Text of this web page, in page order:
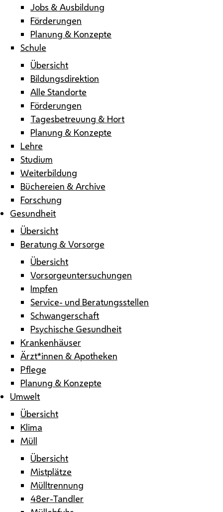
Jobs & Ausbildung
Förderungen
Planung & Konzepte
Schule
Übersicht
Bildungsdirektion
Alle Standorte
Förderungen
Tagesbetreuung & Hort
Planung & Konzepte
Lehre
Studium
Weiterbildung
Büchereien & Archive
Forschung
Gesundheit
Übersicht
Beratung & Vorsorge
Übersicht
Vorsorgeuntersuchungen
Impfen
Service- und Beratungsstellen
Schwangerschaft
Psychische Gesundheit
Krankenhäuser
Ärzt*innen & Apotheken
Pflege
Planung & Konzepte
Umwelt
Übersicht
Klima
Müll
Übersicht
Mistplätze
Mülltrennung
48er-Tandler